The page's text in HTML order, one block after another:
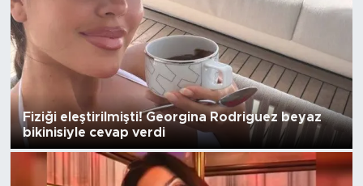
Fiziği eleştirilmişti! Georgina Rodriguez beyaz
bikinisiyle cevap verdi